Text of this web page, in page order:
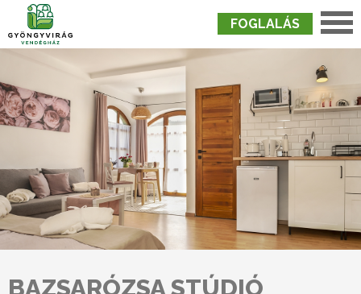
FOGLALÁS
› Bazsarózsa Stúdió
BAZSARÓZSA STÚDIÓ